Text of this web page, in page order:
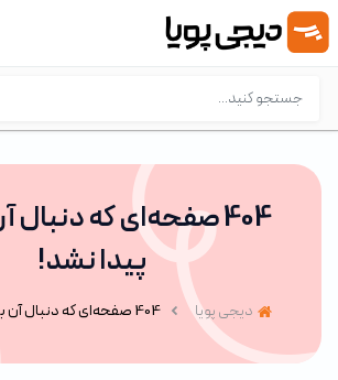
404 صفحه‌ای که
پیدا نشد!
دیجی پویا 404 صفحه‌ای که دنبال آن بودید پیدا نشد!